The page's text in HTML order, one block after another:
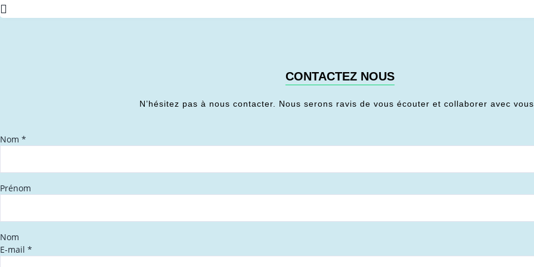
CONTACTEZ NOUS
N’hésitez pas à nous contacter. Nous serons ravis de vous écouter et collaborer avec
Nom *
Prénom
Nom
E-mail *